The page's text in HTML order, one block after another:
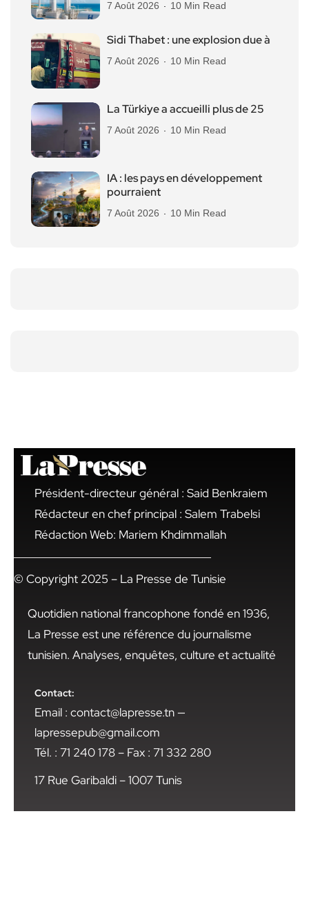
7 Août 2026 10 Min Read
Sidi Thabet : une explosion due à
7 Août 2026 10 Min Read
La Türkiye a accueilli plus de 25
7 Août 2026 10 Min Read
IA : les pays en développement
pourraient
7 Août 2026 10 Min Read
Président-directeur général : Said Benkraiem
Rédacteur en chef principal : Salem Trabelsi
Rédaction Web: Mariem Khdimmallah
© Copyright 2025 – La Presse de Tunisie
Quotidien national francophone fondé en 1936,
La Presse est une référence du journalisme
tunisien. Analyses, enquêtes, culture et actualité
Contact:
Email : contact@lapresse.tn —
lapressepub@gmail.com
Tél. : 71 240 178 – Fax : 71 332 280
17 Rue Garibaldi – 1007 Tunis